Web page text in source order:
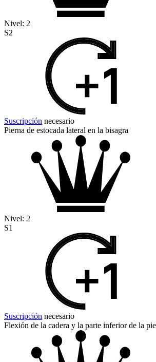
Nivel: 2
S2
Suscripción necesario
Pierna de estocada lateral en la bisagra
Nivel: 2
S1
Suscripción necesario
Flexión de la cadera y la parte inferior de la